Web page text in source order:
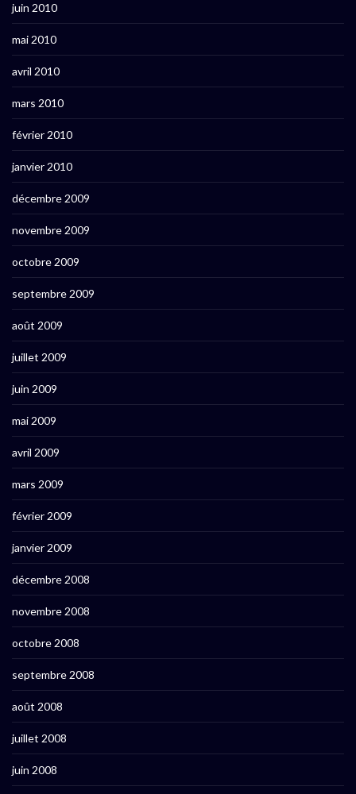
juin 2010
mai 2010
avril 2010
mars 2010
février 2010
janvier 2010
décembre 2009
novembre 2009
octobre 2009
septembre 2009
août 2009
juillet 2009
juin 2009
mai 2009
avril 2009
mars 2009
février 2009
janvier 2009
décembre 2008
novembre 2008
octobre 2008
septembre 2008
août 2008
juillet 2008
juin 2008